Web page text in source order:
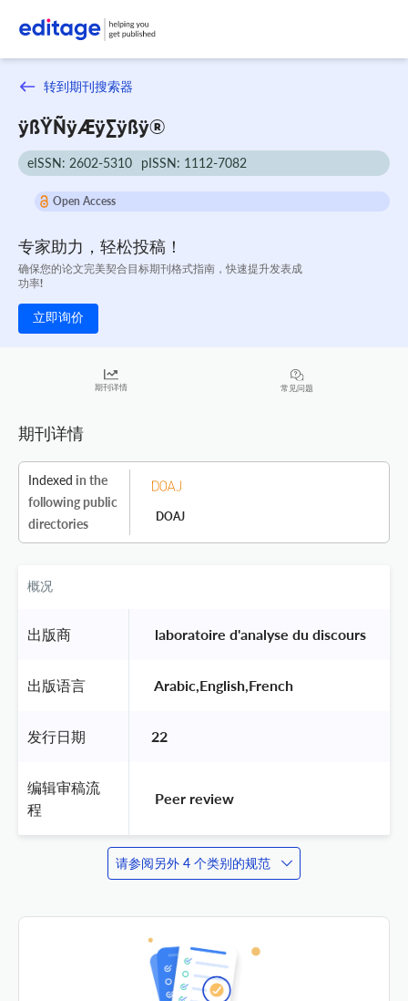
转到期刊搜索器
ÿßŸÑÿÆÿ∑ÿßÿ®
eISSN: 2602-5310 pISSN: 1112-7082
Open Access
专家助力，轻松投稿！
确保您的论文完美契合目标期刊格式指南，快速提升发表成
功率!
立即询价
期刊详情 常见问题
期刊详情
Indexed in the
following public
directories
DOAJ
概况
出版商 laboratoire d'analyse du discours
出版语言 Arabic,English,French
发行日期 22
编辑审稿流
程
Peer review
请参阅另外 4 个类别的规范